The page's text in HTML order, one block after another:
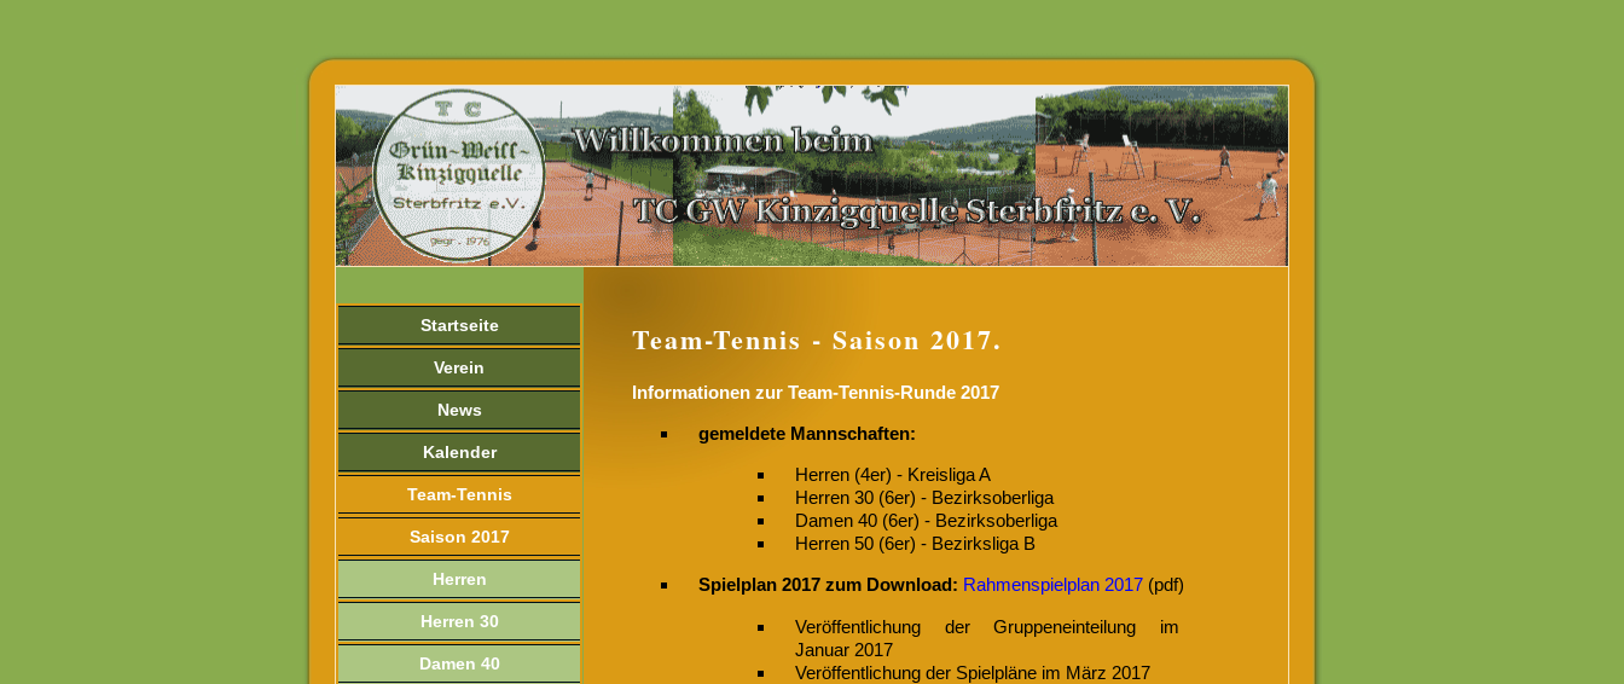
Startseite
Verein
News
Kalender
Team-Tennis
Saison 2017
Herren
Herren 30
Damen 40
Team-Tennis - Saison 2017.
Informationen zur Team-Tennis-Runde 2017
gemeldete Mannschaften:
Herren (4er) - Kreisliga A
Herren 30 (6er) - Bezirksoberliga
Damen 40 (6er) - Bezirksoberliga
Herren 50 (6er) - Bezirksliga B
Spielplan 2017 zum Download: Rahmenspielplan 2017 (pdf)
Veröffentlichung der Gruppeneinteilung im
Januar 2017
Veröffentlichung der Spielpläne im März 2017